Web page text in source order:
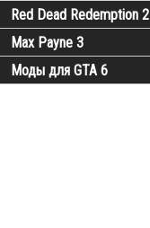
Red Dead Redemption 2
Max Payne 3
Моды для GTA 6